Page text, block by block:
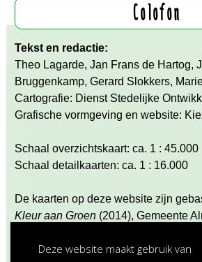
Colofon
Tekst en redactie:
Theo Lagarde, Jan Frans de Hartog,
Bruggenkamp, Gerard Slokkers,
Cartografie: Dienst Stedelijke
Grafische vormgeving en website:
Schaal overzichtskaart: ca. 1 : 45.000
Schaal detailkaarten: ca. 1 : 16.000
De kaarten op deze website zijn
Kleur aan Groen(2014), Gemeente
Hoewel aan de samenstelling van
Deze website maakt gebruik van